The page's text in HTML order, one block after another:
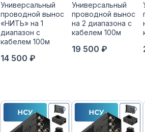
Универсальный
проводной вынос
«НИТЬ» на 1
диапазон с
кабелем 100м
14 500 ₽
Универсальный
проводной вынос
на 2 диапазона с
кабелем 100м
19 500 ₽